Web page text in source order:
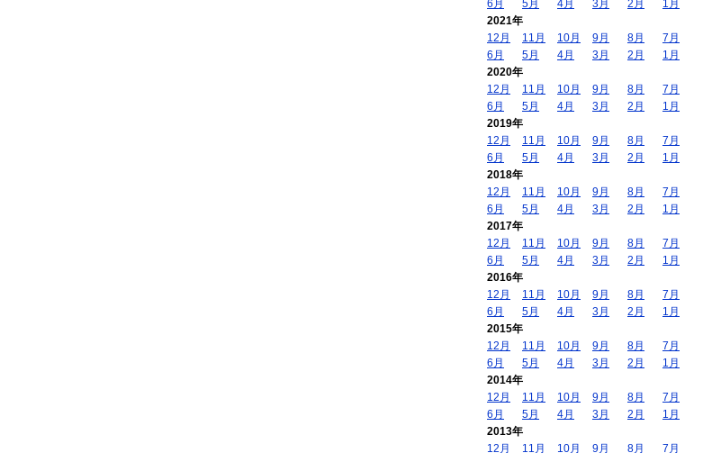
6月
5月 4月 3月 2月
1月
2021年
12月
11月 10月 9月 8月
7月
6月
5月 4月 3月 2月
1月
2020年
12月
11月 10月 9月 8月
7月
6月
5月 4月 3月 2月
1月
2019年
12月
11月 10月 9月 8月
7月
6月
5月 4月 3月 2月
1月
2018年
12月
11月 10月 9月 8月
7月
6月
5月 4月 3月 2月
1月
2017年
12月
11月 10月 9月 8月
7月
6月
5月 4月 3月 2月
1月
2016年
12月
11月 10月 9月 8月
7月
6月
5月 4月 3月 2月
1月
2015年
12月
11月 10月 9月 8月
7月
6月
5月 4月 3月 2月
1月
2014年
12月
11月 10月 9月 8月
7月
6月
5月 4月 3月 2月
1月
2013年
12月
11月 10月 9月 8月 7月